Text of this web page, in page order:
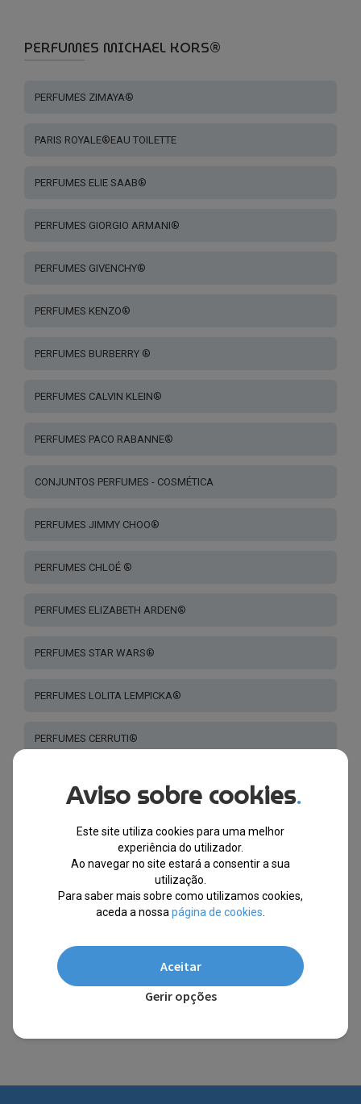
PERFUMES MICHAEL KORS®
PERFUMES ZIMAYA®
PARIS ROYALE®EAU TOILETTE
PERFUMES ELIE SAAB®
PERFUMES GIORGIO ARMANI®
PERFUMES GIVENCHY®
PERFUMES KENZO®
PERFUMES BURBERRY ®
PERFUMES CALVIN KLEIN®
PERFUMES PACO RABANNE®
CONJUNTOS PERFUMES - COSMÉTICA
PERFUMES JIMMY CHOO®
PERFUMES CHLOÉ ®
PERFUMES ELIZABETH ARDEN®
PERFUMES STAR WARS®
PERFUMES LOLITA LEMPICKA®
PERFUMES CERRUTI®
PERFUMES LANVIN®
PERFUMES VANDERBILT®
PERFUMES - OUTRAS MARCAS
Aviso sobre cookies.
Este site utiliza cookies para uma melhor
experiência do utilizador.
Ao navegar no site estará a consentir a sua
utilização.
Para saber mais sobre como utilizamos cookies,
aceda a nossa página de cookies
Aceitar
Gerir opções